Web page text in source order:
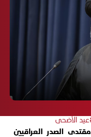
الأضحى
الصدر العراقيين